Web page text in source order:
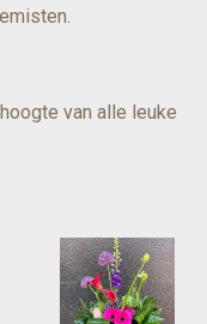
van alle leuke